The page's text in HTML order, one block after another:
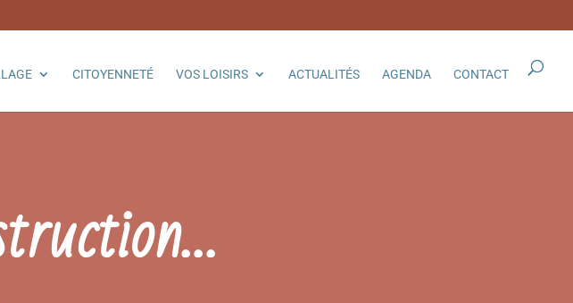
CITOYENNETÉ VOS LOISIRS ACTUALITÉS AGENDA CONTACT